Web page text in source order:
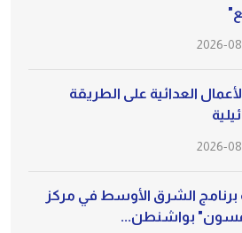
2026-
العدائية على الطريقة
2026-
برنامج الشرق الأوسط في مركز
بواشنطن...